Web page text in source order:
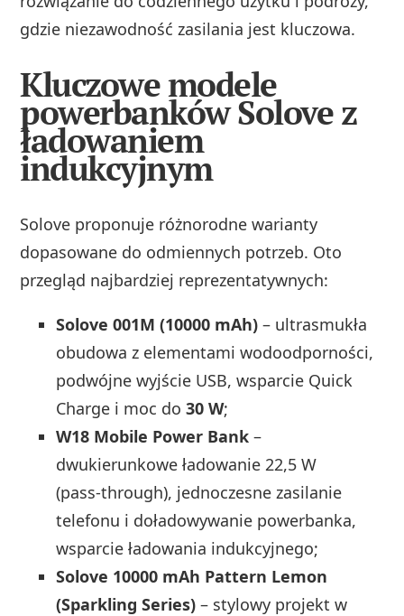
gdzie niezawodność zasilania jest kluczowa.
Kluczowe modele
powerbanków Solove z
ładowaniem
indukcyjnym
Solove proponuje różnorodne warianty
dopasowane do odmiennych potrzeb. Oto
przegląd najbardziej reprezentatywnych:
Solove 001M (10000 mAh) – ultrasmukła
obudowa z elementami wodoodporności,
podwójne wyjście USB, wsparcie Quick
Charge i moc do30 W;
W18 Mobile Power Bank –
dwukierunkowe ładowanie 22,5 W
(pass‑through), jednoczesne zasilanie
telefonu i doładowywanie powerbanka,
wsparcie ładowania indukcyjnego;
Solove 10000 mAh Pattern Lemon
(Sparkling Series) – stylowy projekt w